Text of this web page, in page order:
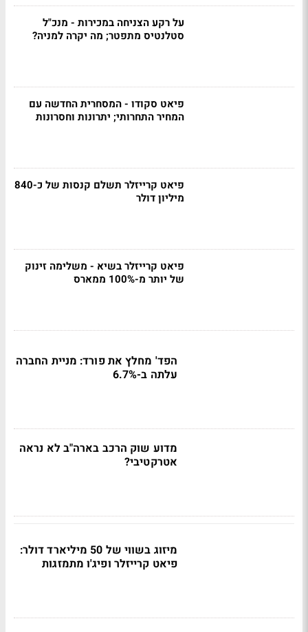
על רקע הצניחה במכירות - מנכ"ל
סטלנטיס מתפטר; מה יקרה למניה?
פיאט סקודו - המסחרית החדשה עם
המחיר התחרותי; יתרונות וחסרונות
פיאט קרייזלר תשלם קנסות של כ-840
מיליון דולר
פיאט קרייזלר בשיא - משלימה זינוק
של יותר מ-100% ממארס
הפד' מחלץ את פורד: מניית החברה
עלתה ב-6.7%
מדוע שוק הרכב בארה"ב לא נראה
אטרקטיבי?
מיזוג בשווי של 50 מיליארד דולר:
פיאט קרייזלר ופיג'ו מתמזגות